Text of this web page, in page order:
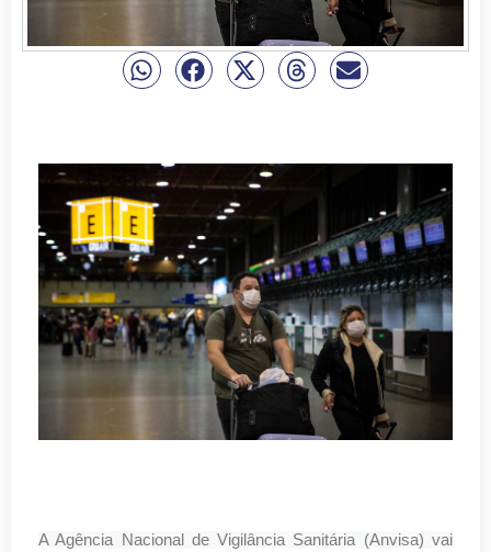
A Agência Nacional de Vigilância Sanitária (Anvisa) vai